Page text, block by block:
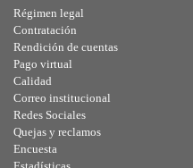
Régimen legal
Contratación
Rendición de cuentas
Pago virtual
Calidad
Correo institucional
Redes Sociales
Quejas y reclamos
Encuesta